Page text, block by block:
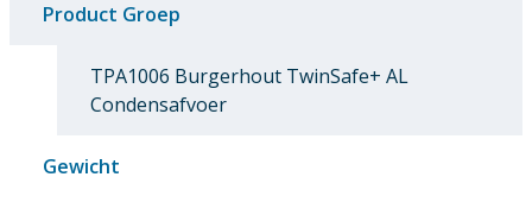
Product Groep
TPA1006 Burgerhout TwinSafe+ AL
Condensafvoer
Gewicht